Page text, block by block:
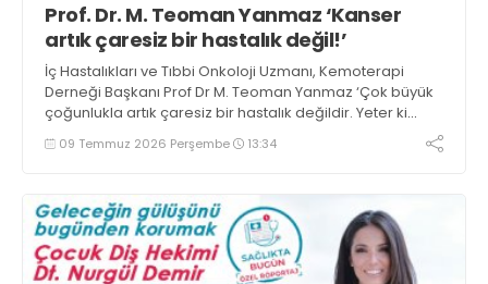
Prof. Dr. M. Teoman Yanmaz ‘Kanser
artık çaresiz bir hastalık değil!’
İç Hastalıkları ve Tıbbi Onkoloji Uzmanı, Kemoterapi
Derneği Başkanı Prof Dr M. Teoman Yanmaz ‘Çok büyük
çoğunlukla artık çaresiz bir hastalık değildir. Yeter ki
teşhisi mümkün olan en erken durumda koyup
onkologun önerisi doğrultusunda test ve tedavilerini
09 Temmuz 2026 Perşembe 13:34